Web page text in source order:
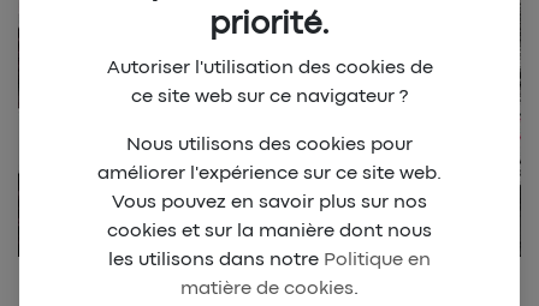
Retrouvez notre collection
priorité.
Autoriser l'utilisation des cookies de
ce site web sur ce navigateur ?
Nous utilisons des cookies pour
améliorer l'expérience sur ce site web.
Vous pouvez en savoir plus sur nos
cookies et sur la manière dont nous
les utilisons dans notre Politique en
matière de cookies